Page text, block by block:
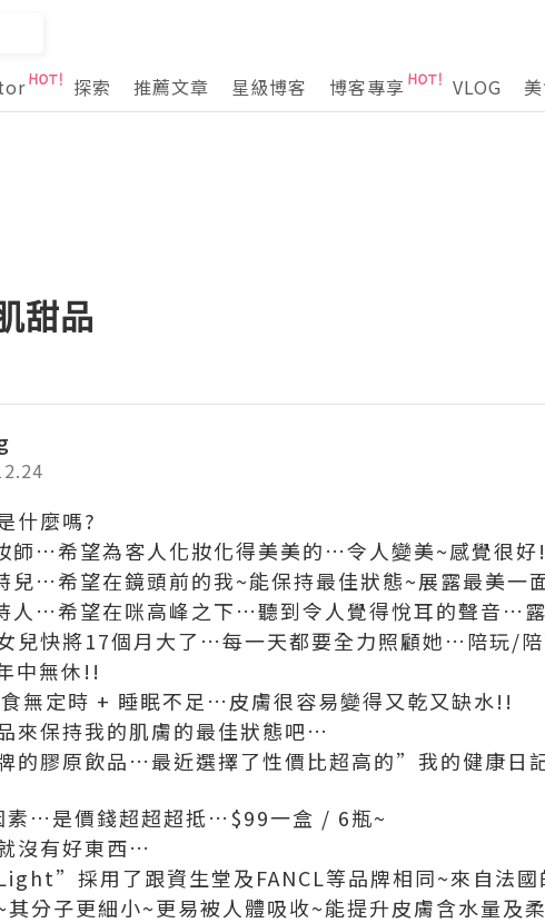
探索 推薦文章 星級博客 博客專享 VLOG
甜品
什麼嗎?
…希望為客人化妝化得美美的…令人變美~感覺很
…希望在鏡頭前的我~能保持最佳狀態~展露最美一
…希望在咪高峰之下…聽到令人覺得悅耳的聲音…
兒快將17個月大了…每一天都要全力照顧她…陪玩/
中無休!!
無定時 + 睡眠不足…皮膚很容易變得又乾又缺水!!
來保持我的肌膚的最佳狀態吧…
的膠原飲品…最近選擇了性價比超高的”我的健康
素…是價錢超超超抵…$99一盒 / 6瓶~
沒有好東西…
採用了跟資生堂及FANCL等品牌相同~來自法
其分子更細小~更易被人體吸收~能提升皮膚含水量及